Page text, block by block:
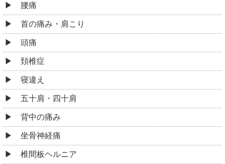
腰痛
首の痛み・肩こり
頭痛
頚椎症
寝違え
五十肩・四十肩
背中の痛み
坐骨神経痛
椎間板ヘルニア